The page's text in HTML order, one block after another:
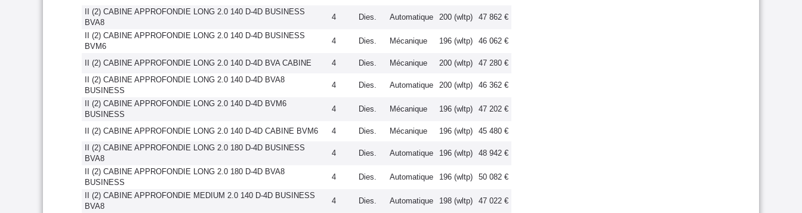
II (2) CABINE APPROFONDIE LONG 2.0 140 D-4D BUSINESS
BVA8
4 Dies. Automatique 200 (wltp) 47 862 €
II (2) CABINE APPROFONDIE LONG 2.0 140 D-4D BUSINESS
BVM6
4 Dies. Mécanique 196 (wltp) 46 062 €
II (2) CABINE APPROFONDIE LONG 2.0 140 D-4D BVA CABINE 4 Dies. Mécanique 200 (wltp)
47 280 €
II (2) CABINE APPROFONDIE LONG 2.0 140 D-4D BVA8
BUSINESS
4 Dies. Automatique 200 (wltp) 46 362 €
II (2) CABINE APPROFONDIE LONG 2.0 140 D-4D BVM6
BUSINESS
4 Dies. Mécanique 196 (wltp) 47 202 €
II (2) CABINE APPROFONDIE LONG 2.0 140 D-4D CABINE BVM6 4 Dies. Mécanique 196 (wltp)
45 480 €
II (2) CABINE APPROFONDIE LONG 2.0 180 D-4D BUSINESS
BVA8
4 Dies. Automatique 196 (wltp) 48 942 €
II (2) CABINE APPROFONDIE LONG 2.0 180 D-4D BVA8
BUSINESS
4 Dies. Automatique 196 (wltp) 50 082 €
II (2) CABINE APPROFONDIE MEDIUM 2.0 140 D-4D BUSINESS
BVA8
4 Dies. Automatique 198 (wltp) 47 022 €